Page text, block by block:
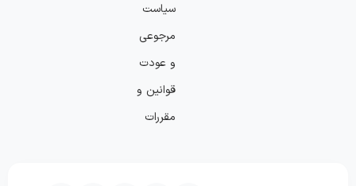
سیاست
مرجوعی
و عودت
قوانین و
مقررات